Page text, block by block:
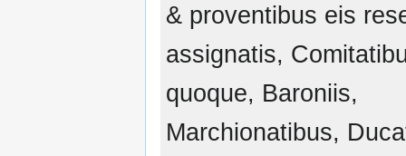
& proventibus eis
assignatis,
quoque, Baroniis,
Marchionatibus,